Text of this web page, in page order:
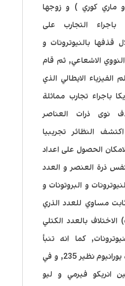
و ماري كوري ) و زوجها
باجراء التجارب على
قذفها بالنيوترونات و
الاشعاعي, ثم قام
الفيزياء الايطالي الذي
باجراء تجارب مماثلة
نوى ذرات العناصر
النظائر تجريبيا
الحصول على اعداد
ذرة العنصر و العدد
و البروتونات و
مساوي للعدد الذري
الاختلاف بالعدد الكتلي
كما انه تنبأ
بأمكانية فلق ذرة يورانيوم نظير 235, و في
انريكو فيرمي و ليو